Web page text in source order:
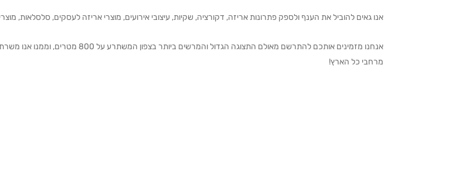
אנו גאים להוביל את הענף ולספק פתרונות אריזה, דקורציה, שקיות, עיצובי אירועים, מוצרי אריזה לעסקים, סלסלאות,
אנחנו מזמינים אותכם להתרשם מאולם התצוגה הגדול
מרחבי כל הארץ!